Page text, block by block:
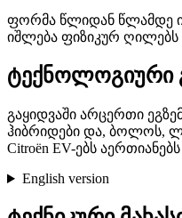
ფორმა წლიდან წლამდე
იშლება ფიზიკურ ღილებს
ტექნოლოგიური
გაყიდვაში არცერთი
ჰიბრიდები და, ბოლოს,
Citroën EV-ებს
English version